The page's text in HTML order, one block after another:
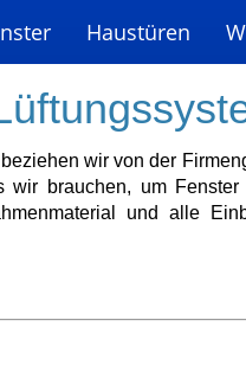
Haustüren
wir von der
wir brauchen, um
und alle